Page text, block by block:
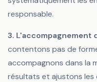
responsable.
3. L'accompagnement
contentons pas de
accompagnons dans la
résultats et ajustons les